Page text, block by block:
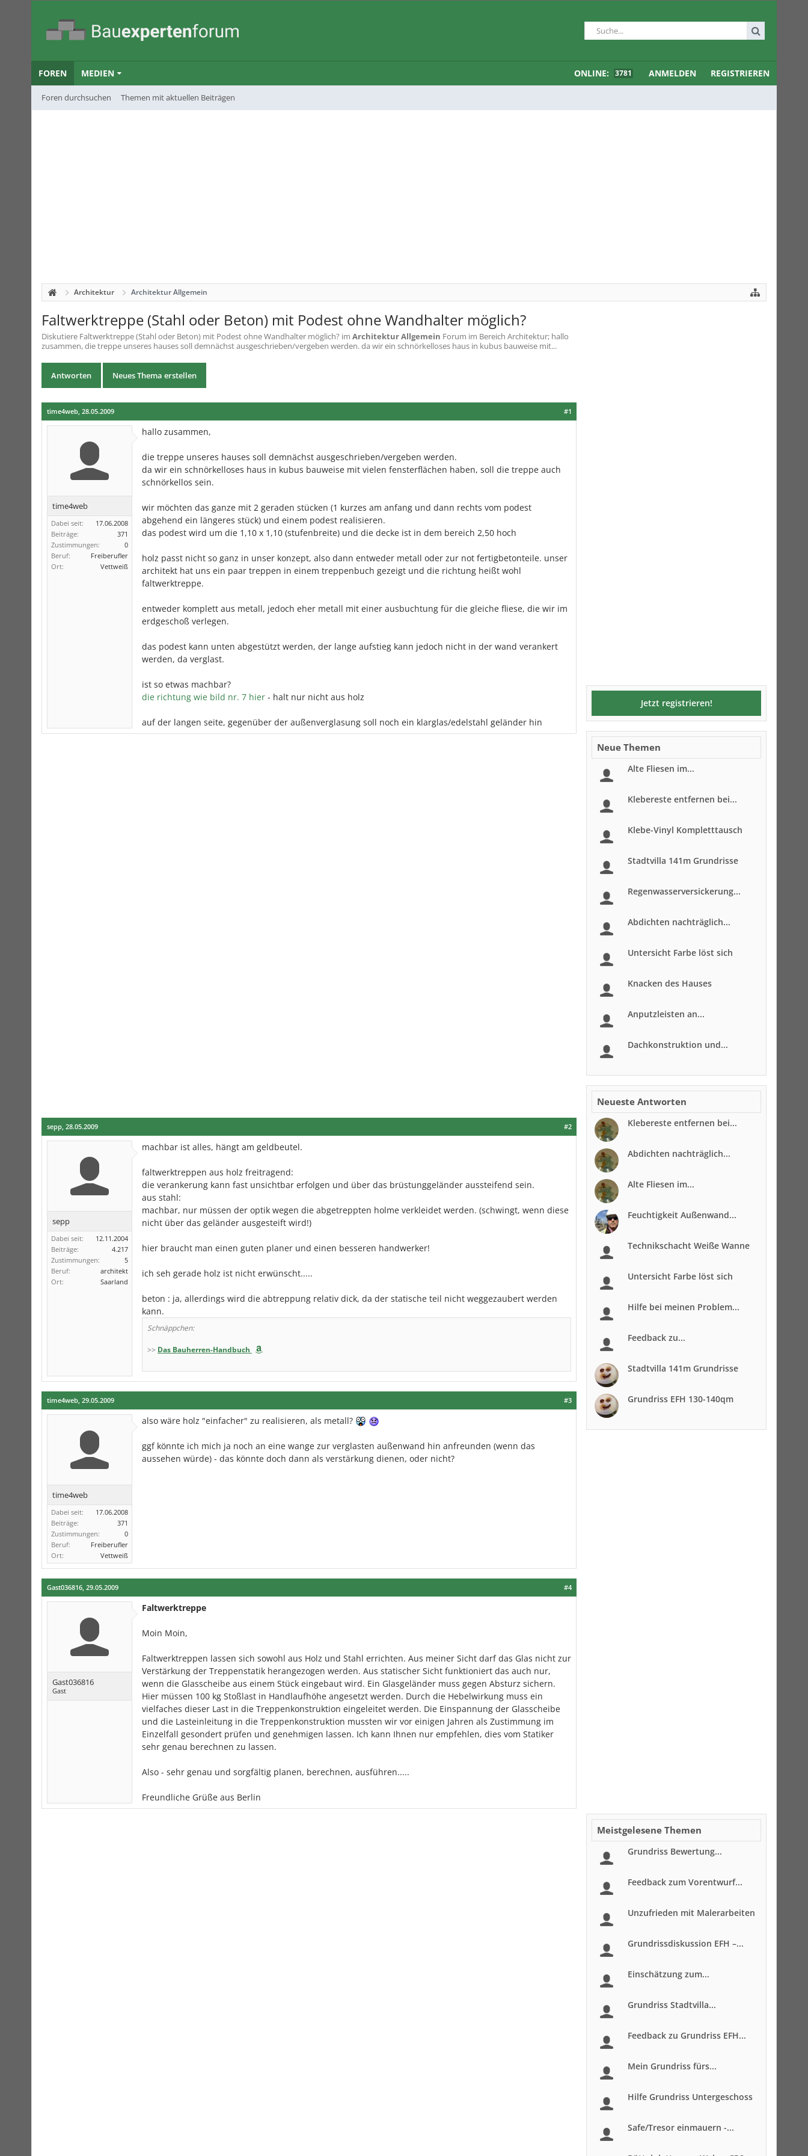
FOREN
Foren durchsuchen Themen mit aktuellen Beiträgen
MEDIEN ONLINE: 3781 ANMELDEN REGISTRIEREN
Architektur Architektur Allgemein
Faltwerktreppe (Stahl oder Beton) mit Podest ohne Wandhalter möglich?
Diskutiere Faltwerktreppe (Stahl oder Beton) mit Podest ohne Wandhalter möglich? im Architektur Allgemein Forum im Bereich Architektur; hallo
zusammen, die treppe unseres hauses soll demnächst ausgeschrieben/vergeben werden. da wir ein schnörkelloses haus in kubus bauweise mit...
Antworten Neues Thema erstellen
#1
time4web, 28.05.2009
time4web
Dabei seit:
17.06.2008
Beiträge:
371
Zustimmungen:
0
Beruf:
Freiberufler
Ort:
Vettweiß
hallo zusammen,
die treppe unseres hauses soll demnächst ausgeschrieben/vergeben werden.
da wir ein schnörkelloses haus in kubus bauweise mit vielen fensterflächen haben, soll die treppe auch
schnörkellos sein.
wir möchten das ganze mit 2 geraden stücken (1 kurzes am anfang und dann rechts vom podest
abgehend ein längeres stück) und einem podest realisieren.
das podest wird um die 1,10 x 1,10 (stufenbreite) und die decke ist in dem bereich 2,50 hoch
holz passt nicht so ganz in unser konzept, also dann entweder metall oder zur not fertigbetonteile. unser
architekt hat uns ein paar treppen in einem treppenbuch gezeigt und die richtung heißt wohl
faltwerktreppe.
entweder komplett aus metall, jedoch eher metall mit einer ausbuchtung für die gleiche fliese, die wir im
erdgeschoß verlegen.
das podest kann unten abgestützt werden, der lange aufstieg kann jedoch nicht in der wand verankert
werden, da verglast.
ist so etwas machbar?
die richtung wie bild nr. 7 hier - halt nur nicht aus holz
auf der langen seite, gegenüber der außenverglasung soll noch ein klarglas/edelstahl geländer hin
#2
sepp, 28.05.2009
sepp
Dabei seit:
12.11.2004
Beiträge:
4.217
Zustimmungen:
5
Beruf:
architekt
Ort:
Saarland
machbar ist alles, hängt am geldbeutel.
faltwerktreppen aus holz freitragend:
die verankerung kann fast unsichtbar erfolgen und über das brüstunggeländer aussteifend sein.
aus stahl:
machbar, nur müssen der optik wegen die abgetreppten holme verkleidet werden. (schwingt, wenn diese
nicht über das geländer ausgesteift wird!)
hier braucht man einen guten planer und einen besseren handwerker!
ich seh gerade holz ist nicht erwünscht.....
beton : ja, allerdings wird die abtreppung relativ dick, da der statische teil nicht weggezaubert werden
kann.
Schnäppchen:
>> Das Bauherren-Handbuch
#3
time4web, 29.05.2009
time4web
Dabei seit:
17.06.2008
Beiträge:
371
Zustimmungen:
0
Beruf:
Freiberufler
Ort:
Vettweiß
also wäre holz "einfacher" zu realisieren, als metall?
ggf könnte ich mich ja noch an eine wange zur verglasten außenwand hin anfreunden (wenn das
aussehen würde) - das könnte doch dann als verstärkung dienen, oder nicht?
#4
Gast036816, 29.05.2009
Gast036816
Gast
Faltwerktreppe
Moin Moin,
Faltwerktreppen lassen sich sowohl aus Holz und Stahl errichten. Aus meiner Sicht darf das Glas nicht zur
Verstärkung der Treppenstatik herangezogen werden. Aus statischer Sicht funktioniert das auch nur,
wenn die Glasscheibe aus einem Stück eingebaut wird. Ein Glasgeländer muss gegen Absturz sichern.
Hier müssen 100 kg Stoßlast in Handlaufhöhe angesetzt werden. Durch die Hebelwirkung muss ein
vielfaches dieser Last in die Treppenkonstruktion eingeleitet werden. Die Einspannung der Glasscheibe
und die Lasteinleitung in die Treppenkonstruktion mussten wir vor einigen Jahren als Zustimmung im
Einzelfall gesondert prüfen und genehmigen lassen. Ich kann Ihnen nur empfehlen, dies vom Statiker
sehr genau berechnen zu lassen.
Also - sehr genau und sorgfältig planen, berechnen, ausführen.....
Freundliche Grüße aus Berlin
Jetzt registrieren!
Neue Themen
Alte Fliesen im...
Klebereste entfernen bei...
Klebe-Vinyl Kompletttausch
Stadtvilla 141m Grundrisse
Regenwasserversickerung...
Abdichten nachträglich...
Untersicht Farbe löst sich
Knacken des Hauses
Anputzleisten an...
Dachkonstruktion und...
Neueste Antworten
Klebereste entfernen bei...
Abdichten nachträglich...
Alte Fliesen im...
Feuchtigkeit Außenwand...
Technikschacht Weiße Wanne
Untersicht Farbe löst sich
Hilfe bei meinen Problem...
Feedback zu...
Stadtvilla 141m Grundrisse
Grundriss EFH 130-140qm
Meistgelesene Themen
Grundriss Bewertung...
Feedback zum Vorentwurf...
Unzufrieden mit Malerarbeiten
Grundrissdiskussion EFH –...
Einschätzung zum...
Grundriss Stadtvilla...
Feedback zu Grundriss EFH...
Mein Grundriss fürs...
Hilfe Grundriss Untergeschoss
Safe/Tresor einmauern -...